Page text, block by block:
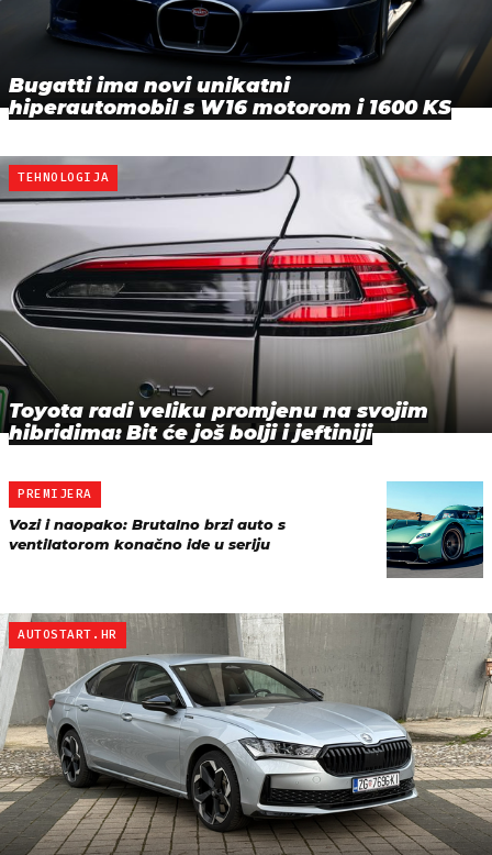
Bugatti ima novi unikatni
hiperautomobil s W16 motorom i 1600 KS
TEHNOLOGIJA
Toyota radi veliku promjenu na svojim
hibridima: Bit će još bolji i jeftiniji
PREMIJERA
Vozi i naopako: Brutalno brzi auto s
ventilatorom konačno ide u seriju
AUTOSTART.HR